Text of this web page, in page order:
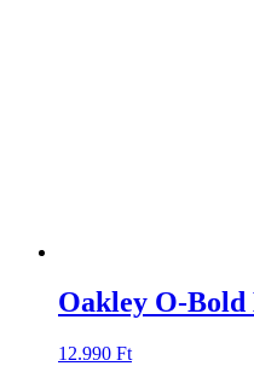
Oakley O-Bold
12.990 Ft